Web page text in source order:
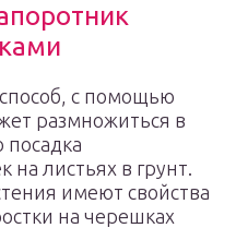
с помощью
размножиться в
посадка
листьях в грунт.
имеют свойства
на черешках